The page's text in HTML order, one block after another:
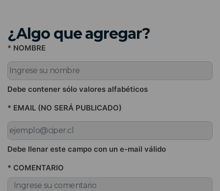
¿Algo que agregar?
* NOMBRE
Debe contener sólo valores alfabéticos
* EMAIL (NO SERÁ PUBLICADO)
Debe llenar este campo con un e-mail válido
* COMENTARIO